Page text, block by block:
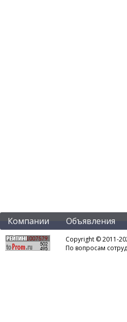
Компании Объявления
Copyright © 2011-
По вопросам